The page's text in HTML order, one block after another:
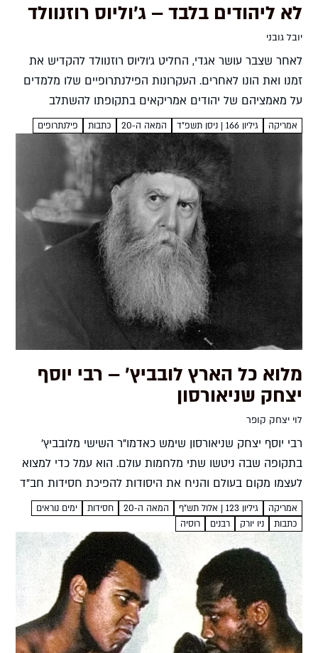
לא ליהודים בלבד – ג'וליוס רוזנוולד
יובל גובני
לאחר שצבר עושר אגדי, החליט ג׳וליוס רוזנוולד להקדיש את
זמנו ואת הונו לאחרים. העקרונות הפילנתרופיים שלו מלמדים
על מאמציהם של יהודים אמריקאים בתקופתו להשתלב
בסביבתם החדשה יובל גובני היש פילנתרופ שאינו מעוניין כי
אמריקה גיליון 166 | ניסן תשפ”ד המאה ה-20 כתבות פילנתרופים
מלוא כל הארץ לובביץ' – רבי יוסף
יצחק שניאורסון
לוי יצחק קופר
רבי יוסף יצחק שניאורסון שימש כאדמו"ר השישי מלובביץ'
בתקופה שבה ניטשו שתי מלחמות עולם. הוא עמל כדי למצוא
לעצמו מקום בעולם והניח את היסודות להפיכת חסידות חב"ד
למותג בינלאומי. נדודיו הפכו אותו למעשה לשליח חב"ד...
אמריקה גיליון 123 | אלול תש"ף המאה ה-20 חסידות
ימים נוראים
כתבות
ניו יורק רבנים רוסיה